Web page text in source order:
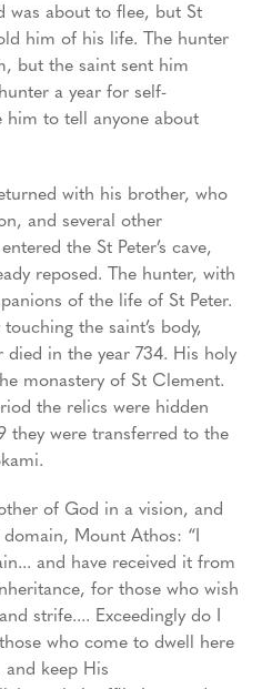
was about to flee, but St
him of his life. The hunter
but the saint sent him
a year for self-
him to tell anyone about
with his brother, who
and several other
the St Peter’s cave,
reposed. The hunter, with
of the life of St Peter.
the saint’s body,
died in the year 734. His holy
monastery of St Clement.
the relics were hidden
they were transferred to the
of God in a vision, and
Mount Athos: “I
and have received it from
for those who wish
strife.... Exceedingly do I
who come to dwell here
keep His